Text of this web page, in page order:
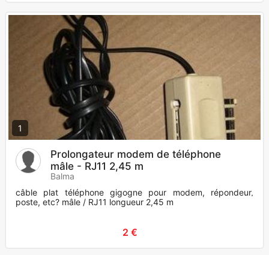
1
Prolongateur modem de téléphone
mâle - RJ11 2,45 m
Balma
câble plat téléphone gigogne pour modem, répondeur,
poste, etc? mâle / RJ11 longueur 2,45 m
2 €